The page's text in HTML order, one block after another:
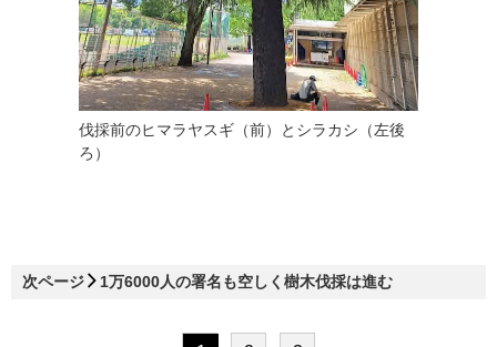
伐採前のヒマラヤスギ（前）とシラカシ（左後
ろ）
次ページ 1万6000人の署名も空しく樹木伐採は進む